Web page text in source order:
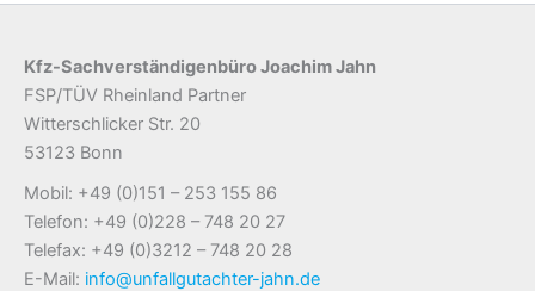
Kfz-Sachverständigenbüro Joachim Jahn
FSP/TÜV Rheinland Partner
Witterschlicker Str. 20
53123 Bonn
Mobil: +49 (0)151 – 253 155 86
Telefon: +49 (0)228 – 748 20 27
Telefax: +49 (0)3212 – 748 20 28
E-Mail: info@unfallgutachter-jahn.de